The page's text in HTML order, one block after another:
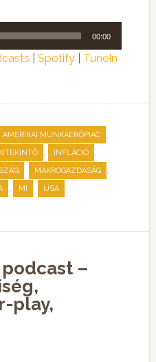
00:00
Spotify| TuneIn
AMERIKAI MUNKAERŐPIAC ,
, INFLÁCIÓ ,
, MAKROGAZDASÁG ,
, MI , USA
–
play,